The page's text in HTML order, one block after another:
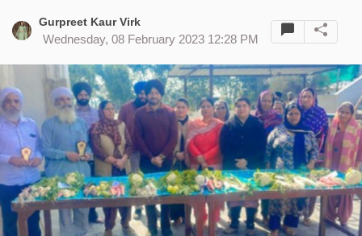
Gurpreet Kaur Virk
Wednesday, 08 February 2023 12:28 PM